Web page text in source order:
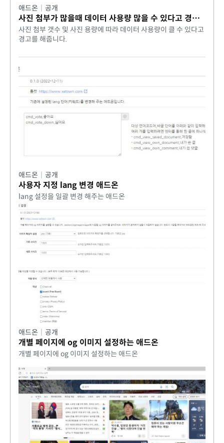
애드온 공개
사진 첨부가 많을때 데이터 사용량 많을 수 있다고 경고 해주는 애드온 0.1.5
사진 첨부 갯수 및 사진 용량에 따라 데이터 사용량이 클 수 있다고
경고를 해줍니다.
애드온 공개
사용자 지정 lang 변경 애드온
lang 설정을 일괄 변경 해주는 애드온
애드온 공개
개별 페이지에 og 이미지 설정하는 애드온
개별 페이지에 og 이미지 설정하는 애드온